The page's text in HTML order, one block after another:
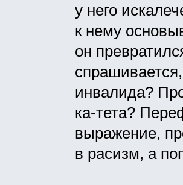
у него
к нему
он
инвалида?
ка-тета?
выражение,
в расизм, а